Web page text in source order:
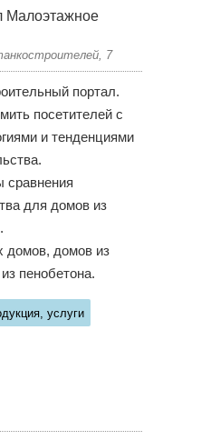
Малоэтажное
7
портал.
посетителей с
и тенденциями
сравнения
для домов из
домов, домов из
пенобетона.
услуги